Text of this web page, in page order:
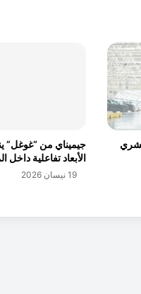
جيميناي من “غوغل”
الأبعاد تفاعلية داخل
19 نيسان 2026